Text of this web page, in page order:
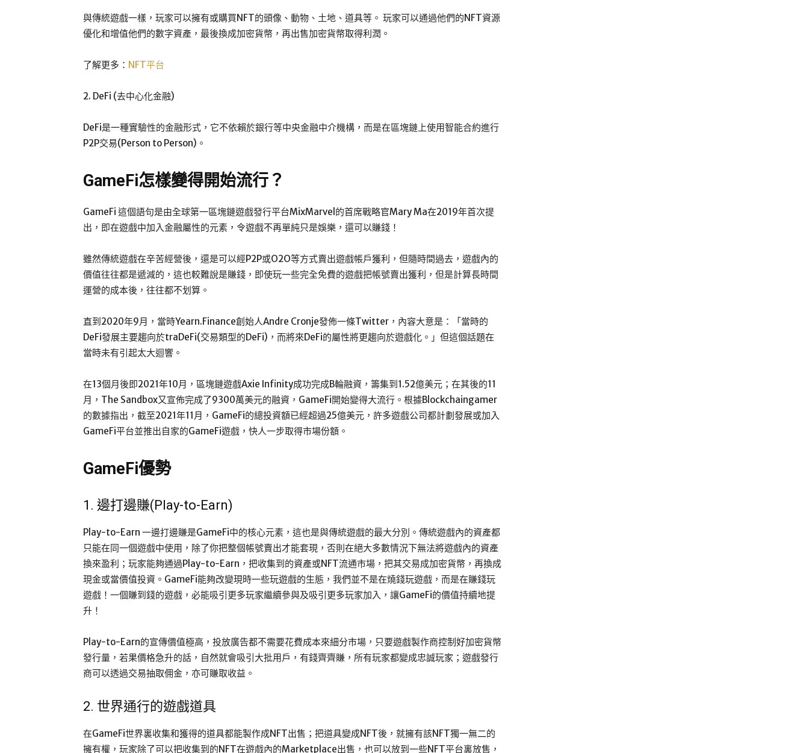
與傳統遊戲一樣，玩家可以擁有或購買NFT的頭像、動物、土地、道具等。 玩家可以通過他們的NFT資源
優化和增值他們的數字資產，最後換成加密貨幣，再出售加密貨幣取得利潤。
了解更多： NFT平台
2. DeFi (去中心化金融)
DeFi是一種實驗性的金融形式，它不依賴於銀行等中央金融中介機構，而是在區塊鏈上使用智能合約進行
P2P交易(Person to Person)。
GameFi怎樣變得開始流行？
GameFi 這個語句是由全球第一區塊鏈遊戲發行平台MixMarvel的首席戰略官Mary Ma在2019年首次提
出，即在遊戲中加入金融屬性的元素，令遊戲不再單純只是娛樂，還可以賺錢！
雖然傳統遊戲在辛苦經營後，還是可以經P2P或O2O等方式賣出遊戲帳戶獲利，但隨時間過去，遊戲內的
價值往往都是遞減的，這也較難說是賺錢，即使玩一些完全免費的遊戲把帳號賣出獲利，但是計算長時間
運營的成本後，往往都不划算。
直到2020年9月，當時Yearn.Finance創始人Andre Cronje發佈一條Twitter，內容大意是：「當時的
DeFi發展主要趨向於traDeFi(交易類型的DeFi)，而將來DeFi的屬性將更趨向於遊戲化。」但這個話題在
當時未有引起太大迴響。
在13個月後即2021年10月，區塊鏈遊戲Axie Infinity成功完成B輪融資，籌集到1.52億美元；在其後的11
月，The Sandbox又宣佈完成了9300萬美元的融資，GameFi開始變得大流行。根據Blockchaingamer
的數據指出，截至2021年11月，GameFi的總投資額已經超過25億美元，許多遊戲公司都計劃發展或加入
GameFi平台並推出自家的GameFi遊戲，快人一步取得市場份額。
GameFi優勢
1. 邊打邊賺(Play-to-Earn)
Play-to-Earn 一邊打邊賺是GameFi中的核心元素，這也是與傳統遊戲的最大分別。傳統遊戲內的資產都
只能在同一個遊戲中使用，除了你把整個帳號賣出才能套現，否則在絕大多數情況下無法將遊戲內的資產
換來盈利；玩家能夠通過Play-to-Earn，把收集到的資產或NFT流通市場，把其交易成加密貨幣，再換成
現金或當價值投資。GameFi能夠改變現時一些玩遊戲的生態，我們並不是在燒錢玩遊戲，而是在賺錢玩
遊戲！一個賺到錢的遊戲，必能吸引更多玩家繼續參與及吸引更多玩家加入，讓GameFi的價值持續地提
升！
Play-to-Earn的宣傳價值極高，投放廣告都不需要花費成本來細分市場，只要遊戲製作商控制好加密貨幣
發行量，若果價格急升的話，自然就會吸引大批用戶，有錢齊齊賺，所有玩家都變成忠誠玩家；遊戲發行
商可以透過交易抽取佣金，亦可賺取收益。
2. 世界通行的遊戲道具
在GameFi世界裏收集和獲得的道具都能製作成NFT出售；把道具變成NFT後，就擁有該NFT獨一無二的
擁有權，玩家除了可以把收集到的NFT在遊戲內的Marketplace出售，也可以放到一些NFT平台裏放售，